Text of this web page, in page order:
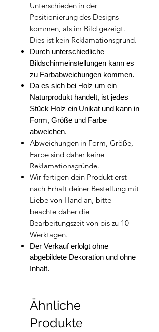
Unterschieden in der
Positionierung des Designs
kommen, als im Bild gezeigt.
Dies ist kein Reklamationsgrund.
Durch unterschiedliche
Bildschirmeinstellungen kann es
zu Farbabweichungen kommen.
Da es sich bei Holz um ein
Naturprodukt handelt, ist jedes
Stück Holz ein Unikat und kann in
Form, Größe und Farbe
abweichen.
Abweichungen in Form, Größe,
Farbe sind daher keine
Reklamationsgründe.
Wir fertigen dein Produkt erst
nach Erhalt deiner Bestellung mit
Liebe von Hand an, bitte
beachte daher die
Bearbeitungszeit von bis zu 10
Werktagen.
Der Verkauf erfolgt ohne
abgebildete Dekoration und ohne
Inhalt.
Ähnliche
Produkte